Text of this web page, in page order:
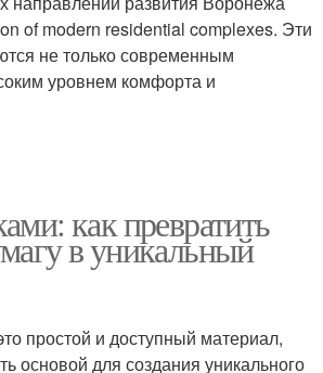
of modern residential complexes. Эти
не только современным
уровнем комфорта и
как превратить
в уникальный
простой и доступный материал,
основой для создания уникального